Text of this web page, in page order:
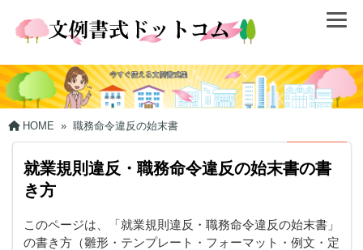
HOME » 職務命令違反の始末書
就業規則違反・職務命令違反の始末書の書
き方
このページは、「就業規則違反・職務命令違反の始末書」
の書き方（雛形・テンプレート・フォーマット・例文・定